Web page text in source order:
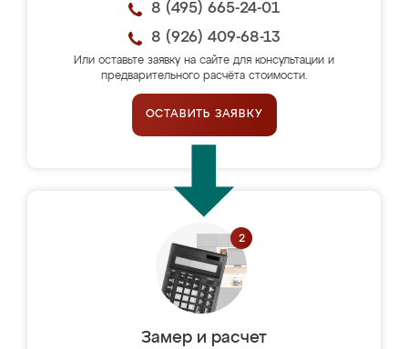
8 (495) 665-24-01
8 (926) 409-68-13
Или оставьте заявку на сайте для консультации и
предварительного расчёта стоимости.
ОСТАВИТЬ ЗАЯВКУ
Замер и расчет